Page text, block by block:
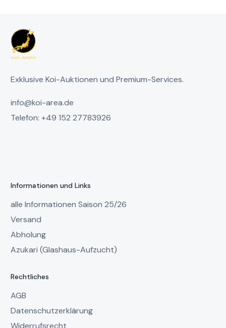
Exklusive Koi-Auktionen und Premium-Services.
info@koi-area.de
Telefon: +49 152 27783926
Informationen und Links
alle Informationen Saison 25/26
Versand
Abholung
Azukari (Glashaus-Aufzucht)
Rechtliches
AGB
Datenschutzerklärung